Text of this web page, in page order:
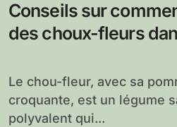
Conseils sur
des choux-fleurs
Le chou-fleur, avec sa pomme blanche et
croquante, est un légume
polyvalent qui...